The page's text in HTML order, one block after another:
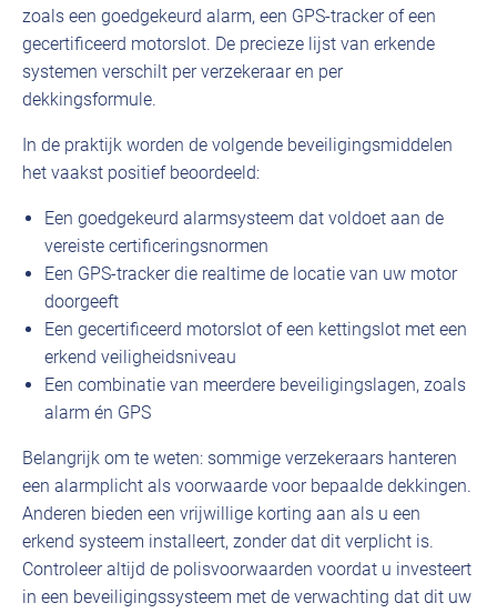
zoals een goedgekeurd alarm, een GPS-tracker of een
gecertificeerd motorslot. De precieze lijst van erkende
systemen verschilt per verzekeraar en per
dekkingsformule.
In de praktijk worden de volgende beveiligingsmiddelen
het vaakst positief beoordeeld:
Een goedgekeurd alarmsysteem dat voldoet aan de
vereiste certificeringsnormen
Een GPS-tracker die realtime de locatie van uw motor
doorgeeft
Een gecertificeerd motorslot of een kettingslot met een
erkend veiligheidsniveau
Een combinatie van meerdere beveiligingslagen, zoals
alarm én GPS
Belangrijk om te weten: sommige verzekeraars hanteren
een alarmplicht als voorwaarde voor bepaalde dekkingen.
Anderen bieden een vrijwillige korting aan als u een
erkend systeem installeert, zonder dat dit verplicht is.
Controleer altijd de polisvoorwaarden voordat u investeert
in een beveiligingssysteem met de verwachting dat dit uw